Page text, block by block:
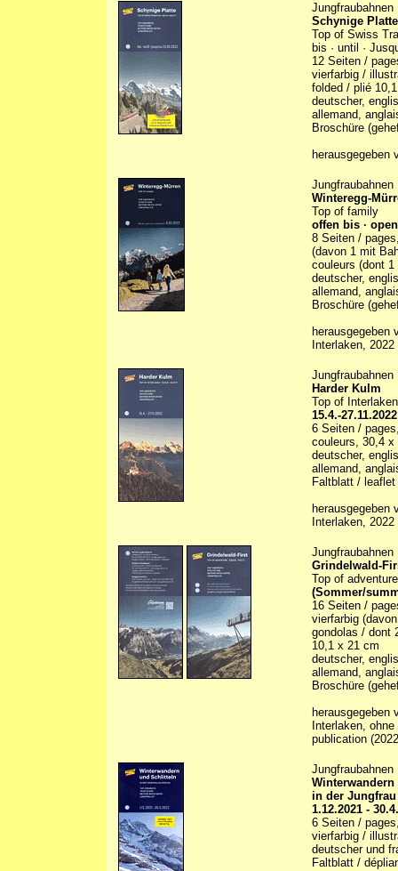
Jungfraubahnen
Schynige Platte
Top of Swiss
bis · until ·
12 Seiten /
vierfarbig /
folded / plié
deutscher,
allemand,
Broschüre
herausgegeben
Jungfraubahnen
Winteregg-
Top of family
offen bis ·
8 Seiten /
(davon 1 mit
couleurs (dont
deutscher,
allemand,
Broschüre
herausgegeben
Interlaken, 2022
Jungfraubahnen
Harder Kulm
Top of Interlaken
15.4.-27.11.2022
6 Seiten /
couleurs, 30,4
deutscher,
allemand,
Faltblatt /
herausgegeben
Interlaken, 2022
Jungfraubahnen
Grindelwald-
Top of adventure
(Sommer/
16 Seiten /
vierfarbig
gondolas / dont
10,1 x 21 cm
deutscher,
allemand,
Broschüre
herausgegeben
Interlaken,
publication
Jungfraubahnen
in der
1.12.2021 -
6 Seiten /
vierfarbig /
deutscher und
Faltblatt /